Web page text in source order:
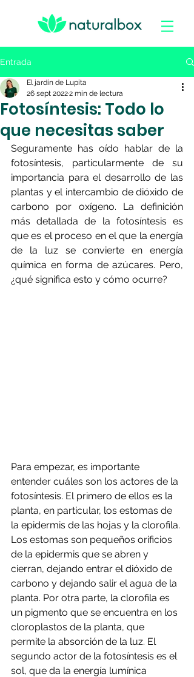
Entrada
Fotosíntesis: Todo lo
que necesitas saber
El jardín de Lupita
26 sept 20222 min de lectura
Seguramente has oído hablar de la
fotosíntesis, particularmente de su
importancia para el desarrollo de las
plantas y el intercambio de dióxido de
carbono por oxígeno. La definición
más detallada de la fotosíntesis es
que es el proceso en el que la energía
de la luz se convierte en energía
química en forma de azúcares. Pero,
¿qué significa esto y cómo ocurre?
Para empezar, es importante
entender cuáles son los actores de la
fotosíntesis. El primero de ellos es la
planta, en particular, los estomas de
la epidermis de las hojas y la clorofila.
Los estomas son pequeños orificios
de la epidermis que se abren y
cierran, dejando entrar el dióxido de
carbono y dejando salir el agua de la
planta. Por otra parte, la clorofila es
un pigmento que se encuentra en los
cloroplastos de la planta, que
permite la absorción de la luz. El
segundo actor de la fotosíntesis es el
sol, que da la energía lumínica